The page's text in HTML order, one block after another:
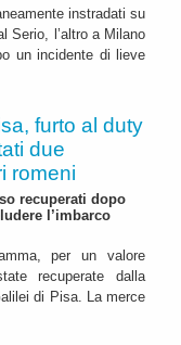
instradati su
Serio, l’altro a Milano
un incidente di lieve
furto al duty
due
romeni
recuperati dopo
l’imbarco
per un valore
recuperate dalla
di Pisa. La merce